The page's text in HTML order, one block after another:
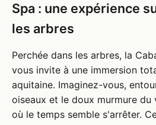
Spa : une expérience
les arbres
Perchée dans les arbres, la
vous invite à une immersion
aquitaine. Imaginez-vous,
oiseaux et le doux murmure du
où le temps semble s'arrêter.